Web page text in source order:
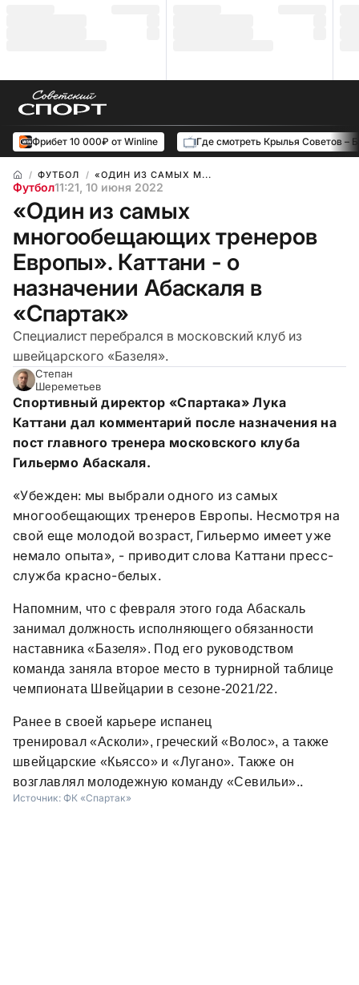
Фрибет 10 000₽ от Winline Где смотреть Крылья Советов –
ФУТБОЛ «ОДИН ИЗ САМЫХ М...
Футбол11:21, 10 июня 2022
«Один из самых
многообещающих тренеров
Европы». Каттани - о
назначении Абаскаля в
«Спартак»
Специалист перебрался в московский клуб из
швейцарского «Базеля».
Степан
Шереметьев
Спортивный директор «Спартака» Лука
Каттани дал комментарий после назначения на
пост главного тренера московского клуба
Гильермо Абаскаля.
«Убежден: мы выбрали одного из самых
многообещающих тренеров Европы. Несмотря на
свой еще молодой возраст, Гильермо имеет уже
немало опыта», - приводит слова Каттани пресс-
служба красно-белых.
Напомним, что с февраля этого года Абаскаль
занимал должность исполняющего обязанности
наставника «Базеля». Под его руководством
команда заняла второе место в турнирной таблице
чемпионата Швейцарии в сезоне-2021/22.
Ранее в своей карьере испанец
тренировал«Асколи», греческий «Волос», а также
швейцарские «Кьяссо» и «Лугано». Также он
возглавлял молодежную команду «Севильи»..
Источник: ФК «Спартак»